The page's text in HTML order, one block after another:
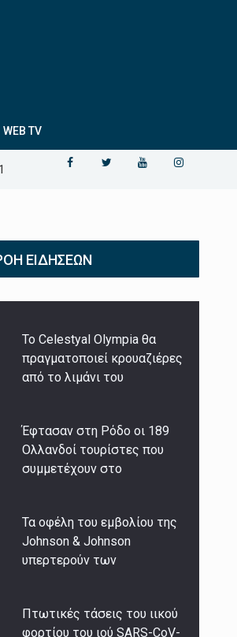
WEB TV
ΕΙΔΉΣΕΩΝ
Το Celestyal Olympia θα
πραγματοποιεί κρουαζιέρες
από το λιμάνι του
Έφτασαν στη Ρόδο οι 189
Ολλανδοί τουρίστες που
συμμετέχουν στο
Τα οφέλη του εμβολίου της
Johnson & Johnson
υπερτερούν των
Πτωτικές τάσεις του ιικού
φορτίου του ιού SARS-CoV-